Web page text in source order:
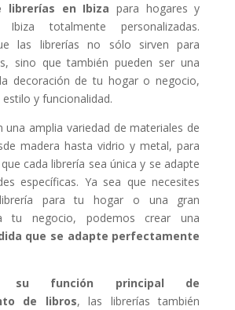
librerías en Ibiza para hogares y
totalmente personalizadas.
las librerías no sólo sirven para
sino que también pueden ser una
decoración de tu hogar o negocio,
y funcionalidad.
una amplia variedad de materiales de
madera hasta vidrio y metal, para
cada librería sea única y se adapte
específicas. Ya sea que necesites
para tu hogar o una gran
tu negocio, podemos crear una
que se adapte perfectamente
su función principal de
de libros, las librerías también